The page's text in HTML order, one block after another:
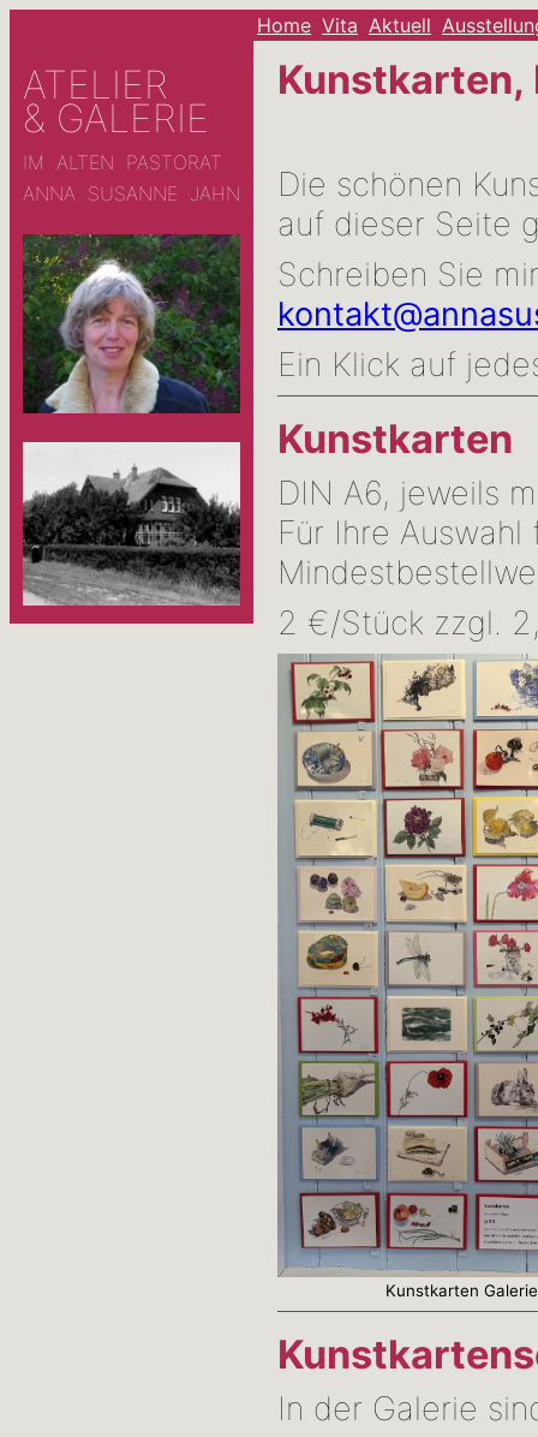
Home Vita Aktuell
ATELIER
& GALERIE
IM ALTEN PASTORAT
ANNA SUSANNE JAHN
Kunstkarten,
Die schönen
auf dieser Seite
Schreiben Sie
Ein Klick auf
Kunstkarten
DIN A6, jeweils
Für Ihre
2 €/Stück zzgl.
Kunstkarten
In der Galerie